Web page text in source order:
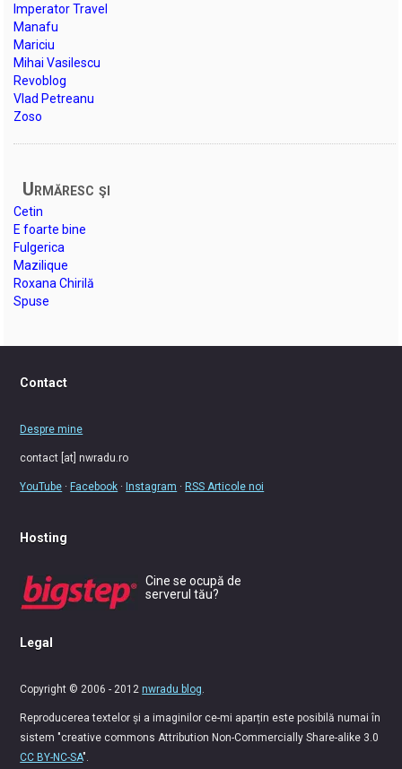
Imperator Travel
Manafu
Mariciu
Mihai Vasilescu
Revoblog
Vlad Petreanu
Zoso
Urmăresc şi
Cetin
E foarte bine
Fulgerica
Mazilique
Roxana Chirilă
Spuse
Contact
Despre mine
contact [at] nwradu.ro
YouTube · Facebook · Instagram · RSS Articole noi
Hosting
Cine se ocupă de
serverul tău?
Legal
Copyright © 2006 - 2012nwradu blog.
Reproducerea textelor și a imaginilor ce-mi aparțin este posibilă numai în
sistem "creative commons Attribution Non-Commercially Share-alike 3.0
CC BY-NC-SA".